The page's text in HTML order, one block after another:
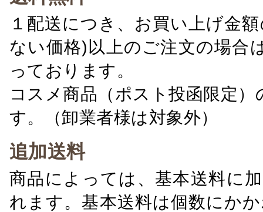
１配送につき、お買い上げ金
ない価格)以上のご注文の場合
っております。
コスメ商品（ポスト投函限定
す。（卸業者様は対象外）
追加送料
商品によっては、基本送料に
れます。基本送料は個数にか